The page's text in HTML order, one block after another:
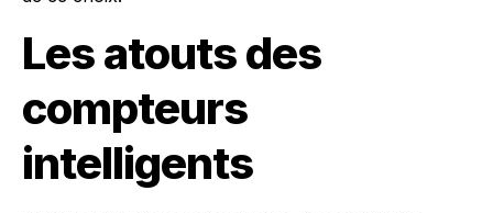
Les atouts des
compteurs
intelligents